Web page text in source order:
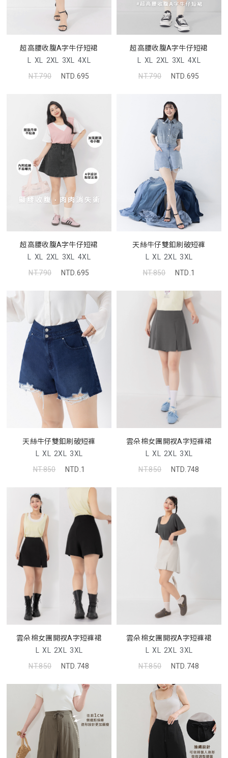
超高腰收腹A字牛仔短裙
L XL 2XL 3XL 4XL
NT.790
NTD.695
超高腰收腹A字牛仔短裙
L XL 2XL 3XL 4XL
NT.790
NTD.695
超高腰收腹A字牛仔短裙
L XL 2XL 3XL 4XL
NT.790
NTD.695
天絲牛仔雙釦刷破短褲
L XL 2XL 3XL
NT.850
NTD.1
天絲牛仔雙釦刷破短褲
L XL 2XL 3XL
NT.850
NTD.1
雲朵棉女團開衩A字短褲裙
L XL 2XL 3XL
NT.850
NTD.748
雲朵棉女團開衩A字短褲裙
L XL 2XL 3XL
NT.850
NTD.748
雲朵棉女團開衩A字短褲裙
L XL 2XL 3XL
NT.850
NTD.748